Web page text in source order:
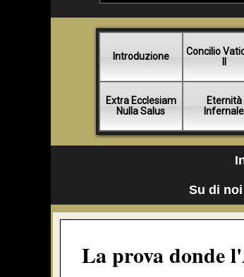
Introduzione
Concilio
Extra Ecclesiam
Nulla Salus
Eternità
Infernale
Su di noi
La prova donde